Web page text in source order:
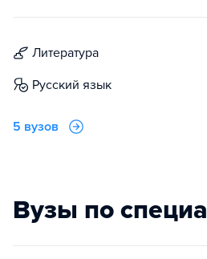
литература
русский язык
5 вузов
Вузы по